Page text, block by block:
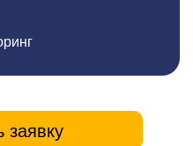
заявку